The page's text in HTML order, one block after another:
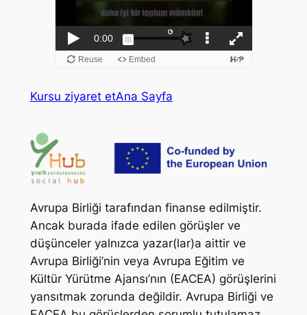
Kursu ziyaret etAna Sayfa
Avrupa Birliği tarafından finanse edilmiştir.
Ancak burada ifade edilen görüşler ve
düşünceler yalnızca yazar(lar)a aittir ve
Avrupa Birliği’nin veya Avrupa Eğitim ve
Kültür Yürütme Ajansı’nın (EACEA) görüşlerini
yansıtmak zorunda değildir. Avrupa Birliği ve